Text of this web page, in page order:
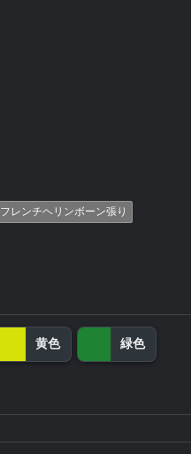
フレンチヘリンボーン張り
黄色 緑色